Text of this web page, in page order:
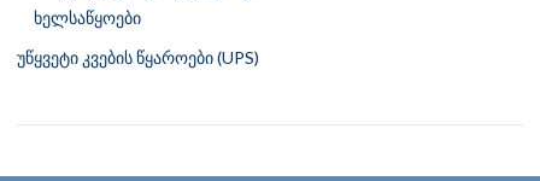
ხელსაწყოები
უწყვეტი კვების წყაროები (UPS)